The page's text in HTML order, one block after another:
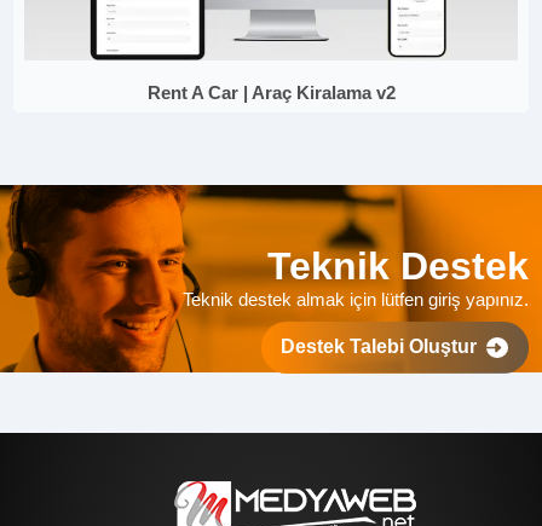
Rent A Car | Araç Kiralama v2
Teknik Destek
Teknik destek almak için lütfen giriş yapınız.
Destek Talebi Oluştur